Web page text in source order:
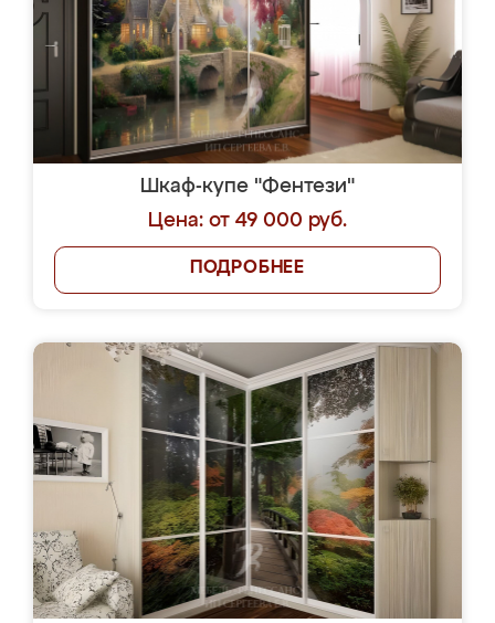
Шкаф-купе "Фентези"
Цена: от 49 000 руб.
ПОДРОБНЕЕ